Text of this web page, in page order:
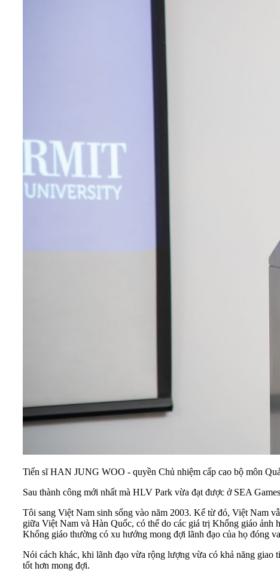
Tiến sĩ HAN JUNG WOO - quyền Chủ nhiệm cấp cao bộ môn
Sau thành công mới nhất mà HLV Park vừa đạt được ở SEA
Tôi sang Việt Nam sinh sống vào năm 2003. Kể từ đó, Việt Nam
giữa Việt Nam và Hàn Quốc, có thể do các giá trị Khổng giáo ảnh
Khổng giáo thường có xu hướng mong đợi lãnh đạo của họ đóng
Nói cách khác, khi lãnh đạo vừa rộng lượng vừa có khả năng
tốt hơn mong đợi.